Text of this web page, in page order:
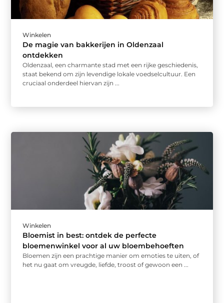
Winkelen
De magie van bakkerijen in Oldenzaal
ontdekken
Oldenzaal, een charmante stad met een rijke geschiedenis,
staat bekend om zijn levendige lokale voedselcultuur. Een
cruciaal onderdeel hiervan zijn ...
Winkelen
Bloemist in best: ontdek de perfecte
bloemenwinkel voor al uw bloembehoeften
Bloemen zijn een prachtige manier om emoties te uiten, of
het nu gaat om vreugde, liefde, troost of gewoon een ...